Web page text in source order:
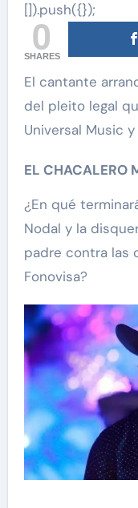
[]).push({});
0
SHARES
El cantante arranca gira esta semana a pesar
del pleito legal
Universal Music y
EL CHACALERO
¿En qué
Nodal y la
padre contra las
Fonovisa?